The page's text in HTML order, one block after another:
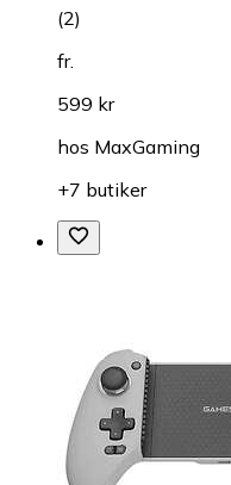
(2)
fr.
599 kr
hos MaxGaming
+7 butiker